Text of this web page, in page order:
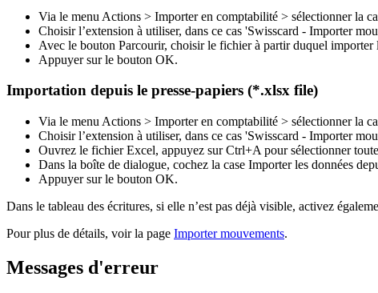
Via le menu Actions > Importer en comptabilité > sélectionner la
Choisir l’extension à utiliser, dans ce cas 'Swisscard - Importer
Avec le bouton Parcourir, choisir le fichier à partir duquel importer
Appuyer sur le bouton OK.
Importation depuis le presse-papiers (*.xlsx file)
Via le menu Actions > Importer en comptabilité > sélectionner la
Choisir l’extension à utiliser, dans ce cas 'Swisscard - Importer
Ouvrez le fichier Excel, appuyez sur Ctrl+A pour sélectionner
Dans la boîte de dialogue, cochez la case Importer les données
Appuyer sur le bouton OK.
Dans le tableau des écritures, si elle n’est pas déjà visible, activez
Pour plus de détails, voir la page Importer mouvements.
Messages d'erreur